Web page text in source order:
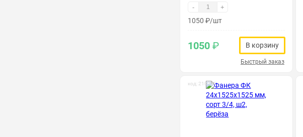
- +
1050 ₽/шт
1050 ₽ В корзину
Быстрый заказ
код: 210021